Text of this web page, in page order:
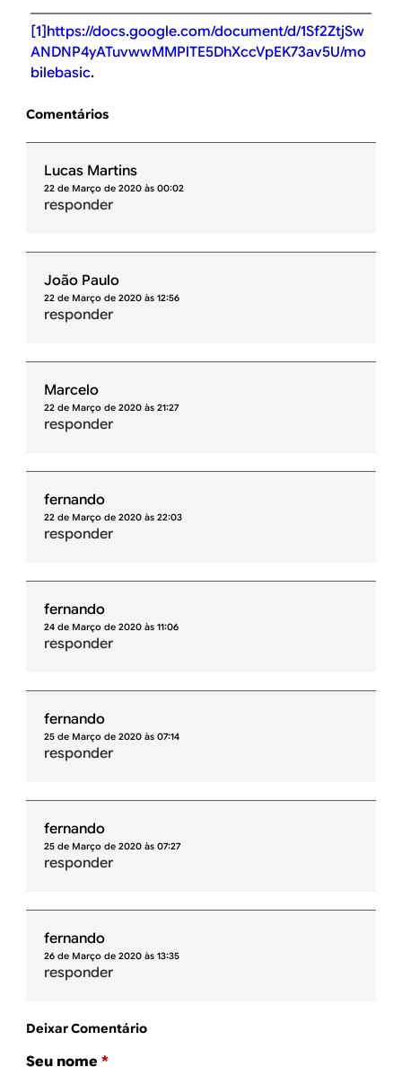
[1] https://docs.google.com/document/d/1Sf2ZtjSw
ANDNP4yATuvwwMMPlTE5DhXccVpEK73av5U/mo
bilebasic.
Comentários
Lucas Martins
22 de Março de 2020 às 00:02
responder
João Paulo
22 de Março de 2020 às 12:56
responder
Marcelo
22 de Março de 2020 às 21:27
responder
fernando
22 de Março de 2020 às 22:03
responder
fernando
24 de Março de 2020 às 11:06
responder
fernando
25 de Março de 2020 às 07:14
responder
fernando
25 de Março de 2020 às 07:27
responder
fernando
26 de Março de 2020 às 13:35
responder
Deixar Comentário
Seu nome *